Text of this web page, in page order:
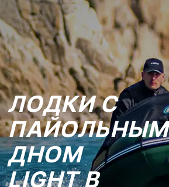
ЛОДКИ С
ПАЙОЛЬНЫМ
ДНОМ
LIGHT B